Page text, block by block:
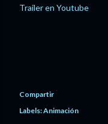
Trailer en Youtube
Compartir
Labels:Animación